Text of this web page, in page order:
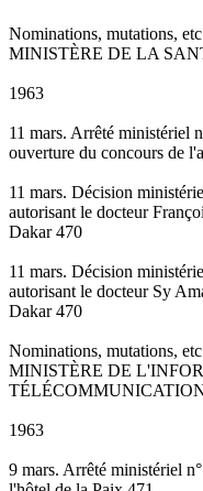
Nominations, mutations,
MINISTÈRE DE LA
1963
11 mars. Arrêté ministériel
ouverture du concours de
11 mars. Décision
autorisant le docteur
Dakar 470
11 mars. Décision
autorisant le docteur Sy
Dakar 470
Nominations, mutations,
MINISTÈRE DE
1963
9 mars. Arrêté ministériel